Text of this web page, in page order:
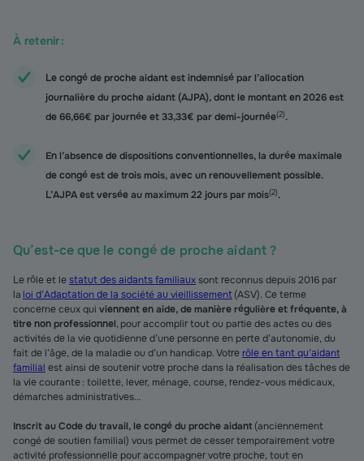
À retenir :
Le congé de proche aidant est indemnisé par l’allocation
journalière du proche aidant (AJPA), dont le montant en 2026 est
de 66,66€ par journée et 33,33€ par demi-journée(2).
En l’absence de dispositions conventionnelles, la durée maximale
de congé est de trois mois, avec un renouvellement possible.
L’AJPA est versée au maximum 22 jours par mois(2).
Qu’est-ce que le congé de proche aidant ?
Le rôle et lestatut des aidants familiauxsont reconnus depuis 2016 par
la loi d’Adaptation de la société au vieillissement(ASV). Ce terme
concerne ceux qui viennent en aide, de manière régulière et fréquente, à
titre non professionnel, pour accomplir tout ou partie des actes ou des
activités de la vie quotidienne d’une personne en perte d’autonomie, du
fait de l’âge, de la maladie ou d’un handicap. Votre rôle en tant qu’aidant
familial est ainsi de soutenir votre proche dans la réalisation des tâches de
la vie courante : toilette, lever, ménage, course, rendez-vous médicaux,
démarches administratives…
Inscrit au Code du travail, le congé du proche aidant (anciennement
congé de soutien familial) vous permet de cesser temporairement votre
activité professionnelle pour accompagner votre proche, tout en